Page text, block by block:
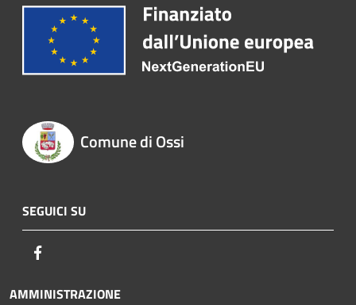
Comune di Ossi
SEGUICI SU
AMMINISTRAZIONE